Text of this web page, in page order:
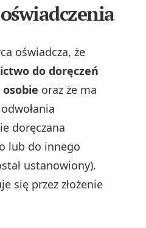
oświadczenia
oświadcza, że
do doręczeń
oraz że ma
doręczana
lub do innego
ustanowiony).
się przez złożenie